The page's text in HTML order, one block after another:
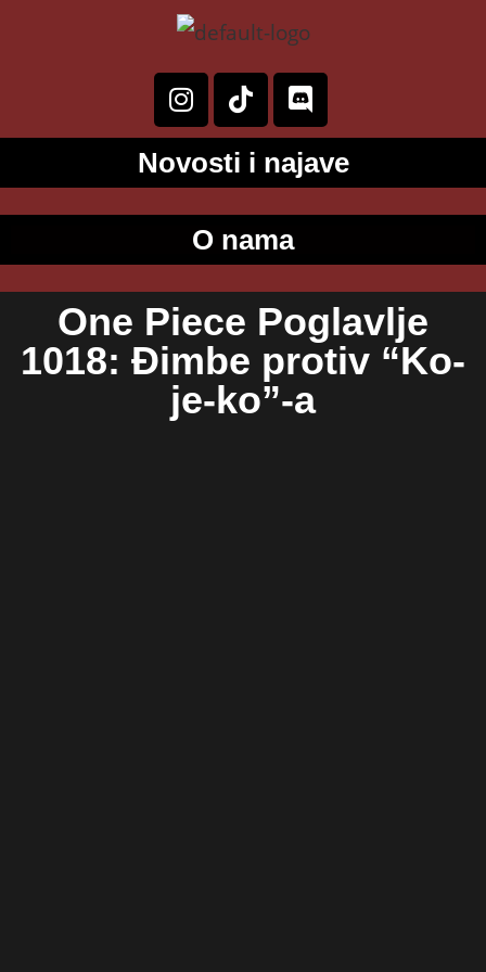
Novosti i najave
O nama
One Piece Poglavlje
1018: Đimbe protiv “Ko-
je-ko”-a